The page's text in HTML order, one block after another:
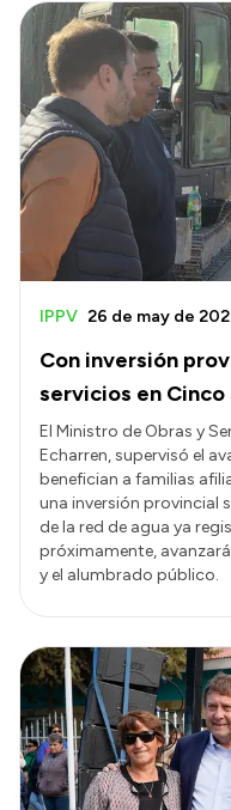
Con inversión
servicios en Cinco
IPPV 26 de may de
El Ministro de Obras y
Echarren, supervisó el
benefician a familias
una inversión provincial
de la red de agua ya
próximamente,
y el alumbrado público.